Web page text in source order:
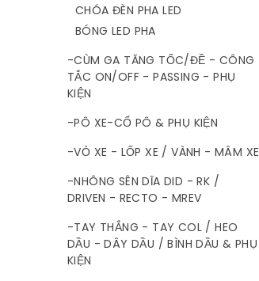
CHÓA ĐÈN PHA LED
BÓNG LED PHA
-CÙM GA TĂNG TỐC/ĐỀ - CÔNG
TẮC ON/OFF - PASSING - PHỤ
KIỆN
-PÔ XE-CỔ PÔ & PHỤ KIỆN
-VỎ XE - LỐP XE / VÀNH - MÂM XE
-NHÔNG SÊN DĨA DID - RK /
DRIVEN - RECTO - MREV
-TAY THẮNG - TAY COL / HEO
DẦU - DÂY DẦU / BÌNH DẦU & PHỤ
KIỆN